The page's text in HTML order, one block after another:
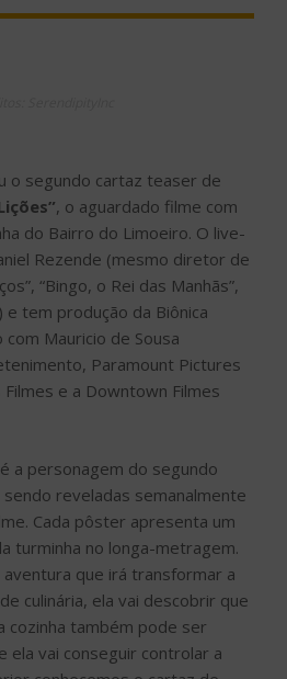
o segundo cartaz teaser de
, o aguardado filme com
do Bairro do Limoeiro. O live-
Rezende (mesmo diretor de
“Bingo, o Rei das Manhãs”,
e tem produção da Biônica
Mauricio de Sousa
Paramount Pictures
Filmes e a Downtown Filmes
a personagem do segundo
reveladas semanalmente
Cada pôster apresenta um
turminha no longa-metragem.
aventura que irá transformar a
culinária, ela vai descobrir que
cozinha também pode ser
ela vai conseguir controlar a